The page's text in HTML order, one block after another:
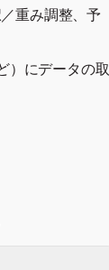
重み調整、予
）にデータの取